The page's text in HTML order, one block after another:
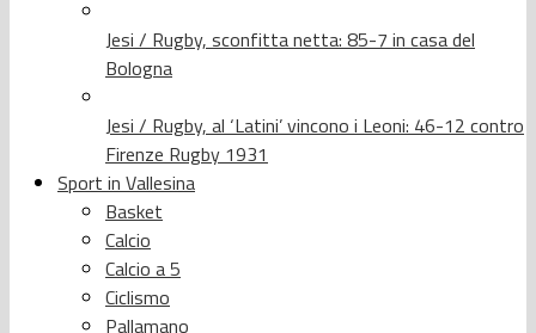
Jesi / Rugby, sconfitta netta: 85-7 in casa del
Bologna
Jesi / Rugby, al ‘Latini’ vincono i Leoni: 46-12 contro
Firenze Rugby 1931
Sport in Vallesina
Basket
Calcio
Calcio a 5
Ciclismo
Pallamano